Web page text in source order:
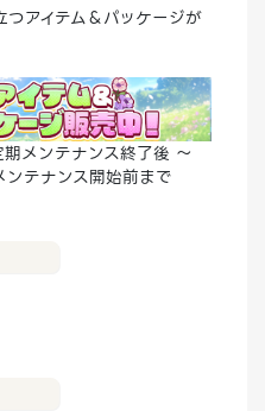
アイテム＆パッケージが
ンテナンス終了後 ～
テナンス開始前まで